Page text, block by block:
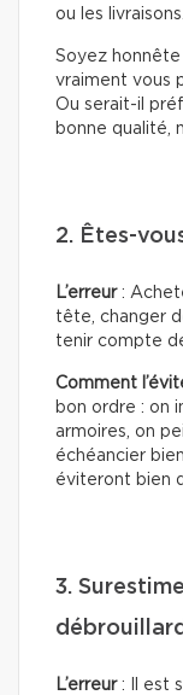
ou les livraisons.
Soyez
vraiment vous
Ou serait-il
bonne qualité,
2. Êtes-
L’erreur:
tête, changer
tenir compte
Comment
bon ordre : on
armoires, on
échéancier
éviteront bien
3.
L’erreur: Il est